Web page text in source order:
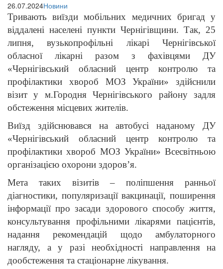
26.07.2024Новини
Тривають виїзди мобільних медичних бригад у
віддалені населені пункти Чернігівщини. Так, 25
липня, вузькопрофільні лікарі Чернігівської
обласної лікарні разом з фахівцями ДУ
«Чернігівський обласний центр контролю та
профілактики хвороб МОЗ України» здійснили
візит у м.Городня Чернігівського району задля
обстеження місцевих жителів.
Виїзд здійснювався на автобусі наданому ДУ
«Чернігівський обласний центр контролю та
профілактики хвороб МОЗ України» Всесвітньою
організацією охорони здоров’я.
Мета таких візитів – поліпшення ранньої
діагностики, популяризації вакцинації, поширення
інформації про засади здорового способу життя,
консультування профільними лікарями пацієнтів,
надання рекомендацій щодо амбулаторного
нагляду, а у разі необхідності направлення на
дообстеження та стаціонарне лікування.